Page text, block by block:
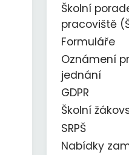
Školní
pracoviště
Formuláře
Oznámení
jednání
GDPR
Školní
SRPŠ
Nabídky